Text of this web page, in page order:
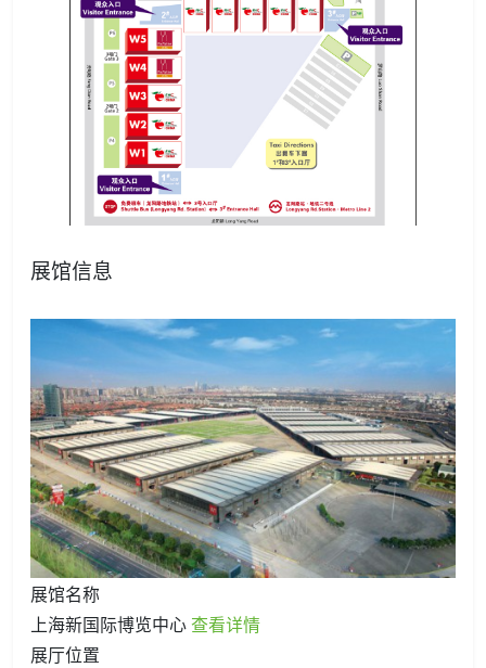
展馆信息
展馆名称
上海新国际博览中心查看详情
展厅位置